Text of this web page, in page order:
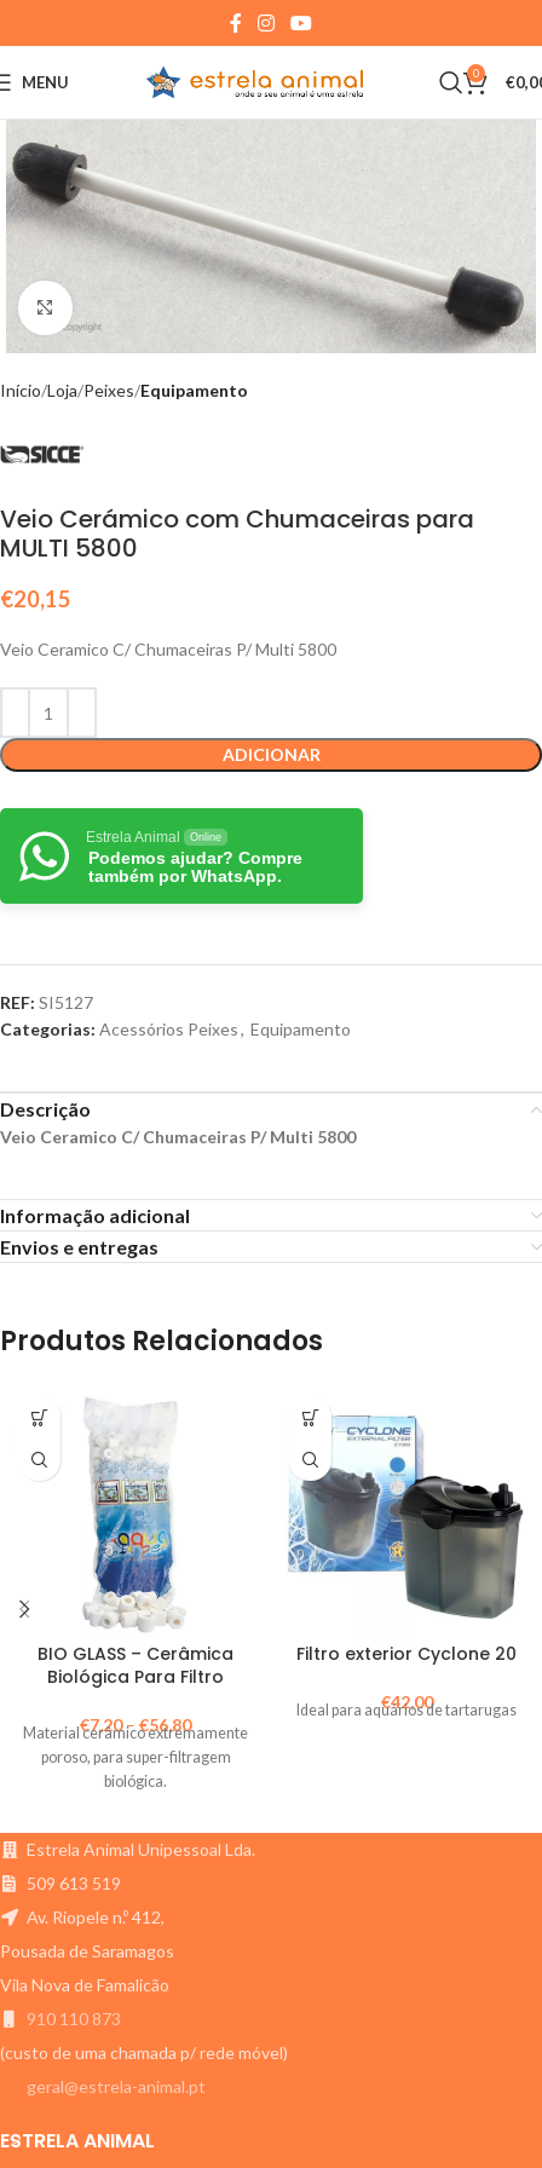
MENU 0 €
Click to enlarge
Início Loja Peixes Equipamento
Veio Cerámico com Chumaceiras para
MULTI 5800
€20,15
Veio Ceramico C/ Chumaceiras P/ Multi 5800
ADICIONAR
Estrela Animal Online
Podemos ajudar? Compre
também por WhatsApp.
REF: SI5127
Categorias: Acessórios Peixes, Equipamento
Descrição
Veio Ceramico C/ Chumaceiras P/ Multi 5800
Informação adicional
Envios e entregas
Produtos Relacionados
BIO GLASS – Cerâmica
Biológica Para Filtro
€7,20– €56,80
Material cerâmico extremamente
poroso, para super-filtragem
biológica.
Filtro exterior Cyclone 20
€42,00
Ideal para aquários de tartarugas
Estrela Animal Unipessoal Lda.
509 613 519
Av. Riopele n.º 412,
Pousada de Saramagos
Vila Nova de Famalicão
910 110 873
(custo de uma chamada p/ rede móvel)
geral@estrela-animal.pt
ESTRELA ANIMAL